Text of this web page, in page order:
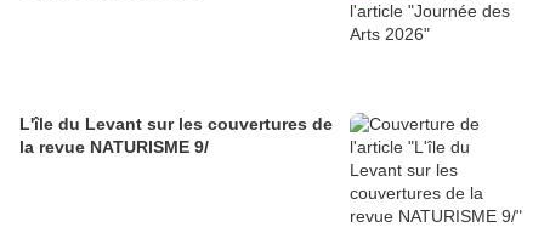
L'île du Levant sur les couvertures de
la revue NATURISME 9/